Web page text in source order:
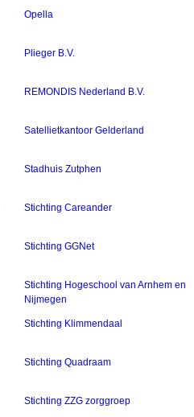
Opella
Plieger B.V.
REMONDIS Nederland B.V.
Satellietkantoor Gelderland
Stadhuis Zutphen
Stichting Careander
Stichting GGNet
Stichting Hogeschool van Arnhem en
Nijmegen
Stichting Klimmendaal
Stichting Quadraam
Stichting ZZG zorggroep